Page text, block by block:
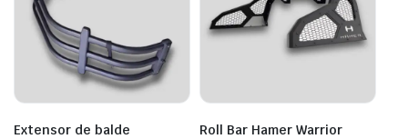
Extensor de balde
Roll Bar Hamer Warrior